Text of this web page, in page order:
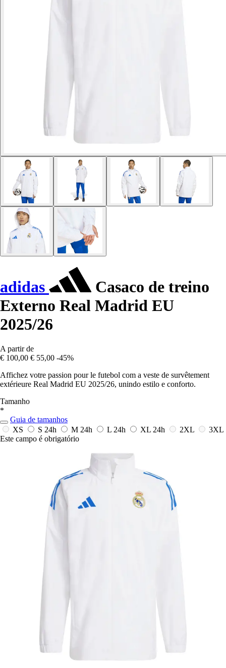
adidas
Casaco de treino
Externo Real Madrid EU
2025/26
A partir de
€ 100,00 € 55,00 -45%
Affichez votre passion pour le futebol com a veste de survêtement
extérieure Real Madrid EU 2025/26, unindo estilo e conforto.
Tamanho
*
Guia de tamanhos
XS
S 24h M 24h L 24h XL 24h 2XL
3XL
Este campo é obrigatório